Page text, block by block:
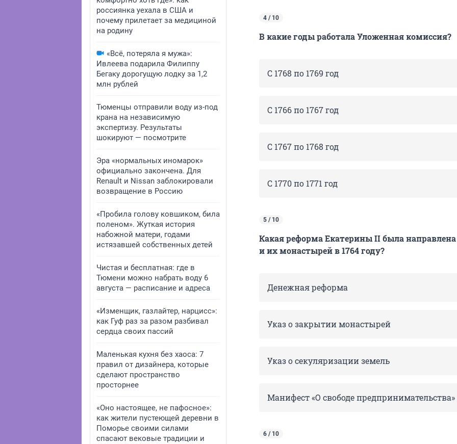
россиянка уехала в США и
почему прилетает за медициной
на родину
«Всё, потеряла я мужа»:
Ивлеева подарила Филиппу
Бегаку дорогущую лодку за 1,2
млн рублей
Тюменцы отправили воду из-под
крана на независимую
экспертизу. Результаты
шокируют — посмотрите
Эра «нормальных иномарок»
официально закончена. Для
Renault и Nissan заблокировали
возвращение в Россию
«Пробила голову ковшиком, била
поленом». Жуткая история
набожной матери, годами
истязавшей собственных детей
Чистая и бесплатная: где в
Тюмени можно набрать воду 6
августа — расписание и адреса
«Изменщик, газлайтер, нарцисс»:
как Гуф раз за разом разбивал
сердца своих пассий
Маленькая кухня без хаоса: 7
правил от дизайнера, которые
сделают пространство
просторнее
«Оно настоящее, не пафосное»:
как жители пустеющей деревни в
Поморье своими силами
спасают вековые традиции и
4 / 10
В какие годы работала Уложенная комиссия?
С 1768 по 1769 год
С 1766 по 1767 год
С 1767 по 1768 год
С 1770 по 1771 год
5 / 10
Какая реформа Екатерины II была
и их монастырей в 1764 году?
Денежная реформа
Указ о закрытии монастырей
Указ о секуляризации земель
Манифест «О свободе предпринимательства»
6 / 10